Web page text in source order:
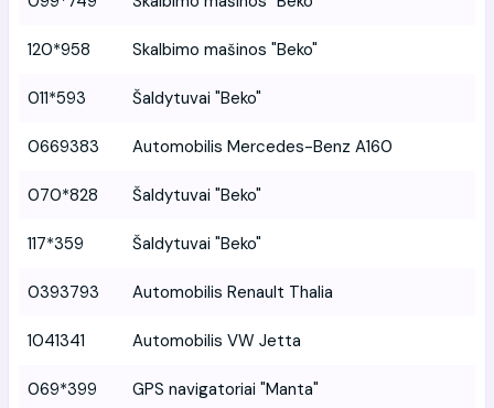
120*958 Skalbimo mašinos "Beko"
011*593 Šaldytuvai "Beko"
0669383 Automobilis Mercedes-Benz A160
070*828 Šaldytuvai "Beko"
117*359 Šaldytuvai "Beko"
0393793 Automobilis Renault Thalia
1041341 Automobilis VW Jetta
069*399 GPS navigatoriai "Manta"